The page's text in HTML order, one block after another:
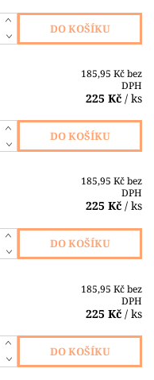
185,95 Kč bez
DPH
225 Kč / ks
185,95 Kč bez
DPH
225 Kč / ks
185,95 Kč bez
DPH
225 Kč / ks